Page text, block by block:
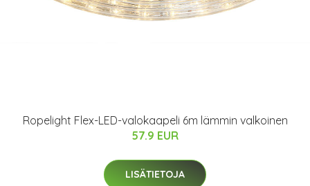
Ropelight Flex-LED-valokaapeli 6m lämmin valkoinen
57.9 EUR
LISÄTIETOJA